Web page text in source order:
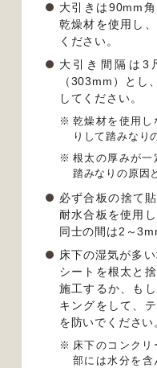
大引きは90mm
乾燥材を使用し
ください。
大引き間隔は3
（303mm）とし
してください。
乾燥材を使用し
りして踏みなり
根太の厚みが一
踏みなりの原因
必ず合板の捨て
耐水合板を使用
同士の間は2～
床下の湿気が多
シートを根太と
施工するか、も
キングをして、
を防いでください
床下のコンク
部には水分を含